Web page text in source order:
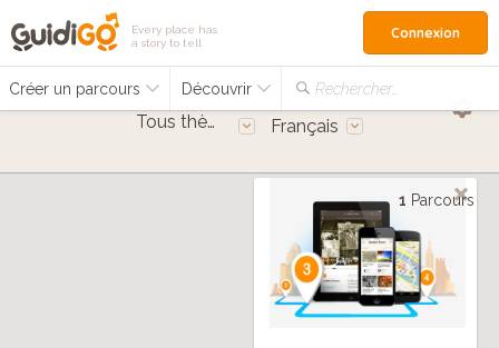
Every place has
a story to tell
Créer un parcours Découvrir Rechercher…
Connexion
Tous thèmes Français
1 Parcours